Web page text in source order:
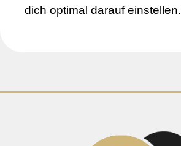
dich optimal darauf einstellen.